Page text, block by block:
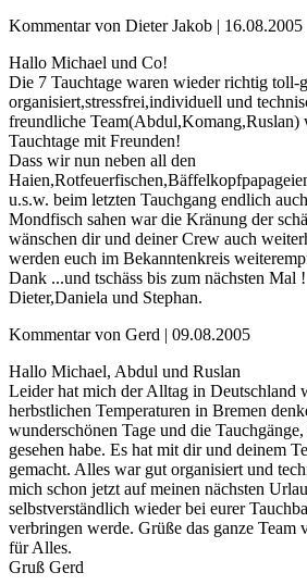
Kommentar von Dieter Jakob | 16.08.2005
Hallo Michael und Co!
Die 7 Tauchtage waren wieder richtig toll-
organisiert,stressfrei,individuell und
freundliche Team(Abdul,Komang,Ruslan)
Tauchtage mit Freunden!
Dass wir nun neben all den
u.s.w. beim letzten Tauchgang endlich
Mondfisch sahen war die Kränung der
wänschen dir und deiner Crew auch
werden euch im Bekanntenkreis
Dank ...und tschäss bis zum nächsten Mal !
Dieter,Daniela und Stephan.
Kommentar von Gerd | 09.08.2005
Hallo Michael, Abdul und Ruslan
Leider hat mich der Alltag in Deutschland
herbstlichen Temperaturen in Bremen
wunderschönen Tage und die
gesehen habe. Es hat mit dir und deinem
gemacht. Alles war gut organisiert und
mich schon jetzt auf meinen nächsten
selbstverständlich wieder bei eurer
verbringen werde. Grüße das ganze
für Alles.
Gruß Gerd